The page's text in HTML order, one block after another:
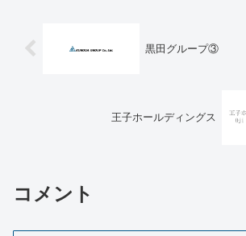
黒田グループ③
王子ホールディングス
コメント